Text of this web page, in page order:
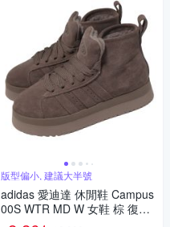
版型偏小, 建議大半號
adidas 愛迪達 休閒鞋 Campus
00S WTR MD W 女鞋 棕 復古
麂皮 羊毛 中筒 JR3736